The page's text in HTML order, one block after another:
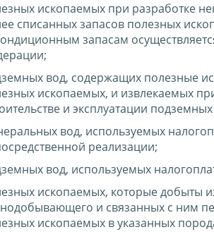
ископаемых при разработке
списанных запасов полезных
запасам
вод, содержащих полезные
ископаемых, и извлекаемых
и эксплуатации
вод, используемых
реализации;
вод, используемых
ископаемых, которые
и связанных с ним
ископаемых в указанных